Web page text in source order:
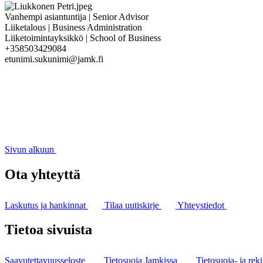
Vanhempi asiantuntija | Senior Advisor
Liiketalous | Business Administration
Liiketoimintayksikkö | School of Business
+358503429084
etunimi.sukunimi@jamk.fi
Sivun alkuun
Ota yhteyttä
Laskutus ja hankinnat Tilaa uutiskirje Yhteystiedot
Tietoa sivuista
Saavutettavuusseloste Tietosuoja Jamkissa Tietosuoja- ja